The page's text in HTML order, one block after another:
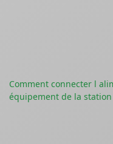
Comment connecter l
équipement de la station